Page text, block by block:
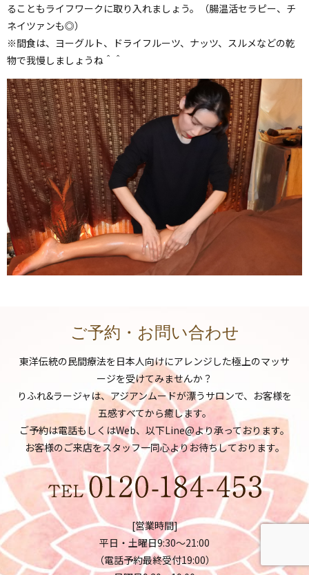
ることもライフワークに取り入れましょう。（腸温活セラピー、チ
ネイツァンも◎）
※間食は、ヨーグルト、ドライフルーツ、ナッツ、スルメなどの乾
物で我慢しましょうね＾＾
ご予約・お問い合わせ
東洋伝統の民間療法を日本人向けにアレンジした極上のマッサ
ージを受けてみませんか？
りふれ&ラージャは、アジアンムードが漂うサロンで、お客様を
五感すべてから癒します。
ご予約は電話もしくはWeb、以下Line@より承っております。
お客様のご来店をスタッフ一同心よりお待ちしております。
[営業時間]
平日・土曜日9:30～21:00
（電話予約最終受付19:00）